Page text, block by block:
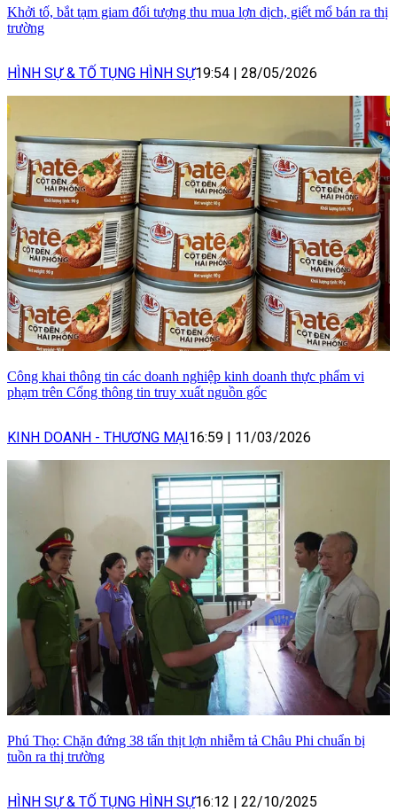
Khởi tố, bắt tạm giam đối tượng thu mua lợn dịch, giết mổ bán ra thị
trường
HÌNH SỰ & TỐ TỤNG HÌNH SỰ19:54 | 28/05/2026
Công khai thông tin các doanh nghiệp kinh doanh thực phẩm vi
phạm trên Cổng thông tin truy xuất nguồn gốc
KINH DOANH - THƯƠNG MẠI16:59 | 11/03/2026
Phú Thọ: Chặn đứng 38 tấn thịt lợn nhiễm tả Châu Phi chuẩn bị
tuồn ra thị trường
HÌNH SỰ & TỐ TỤNG HÌNH SỰ16:12 | 22/10/2025